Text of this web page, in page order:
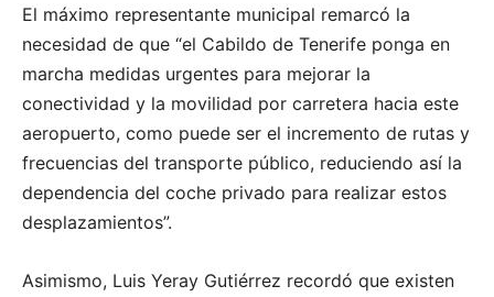
El máximo representante municipal remarcó la
necesidad de que “el Cabildo de Tenerife ponga en
marcha medidas urgentes para mejorar la
conectividad y la movilidad por carretera hacia este
aeropuerto, como puede ser el incremento de rutas y
frecuencias del transporte público, reduciendo así la
dependencia del coche privado para realizar estos
desplazamientos”.
Asimismo, Luis Yeray Gutiérrez recordó que existen